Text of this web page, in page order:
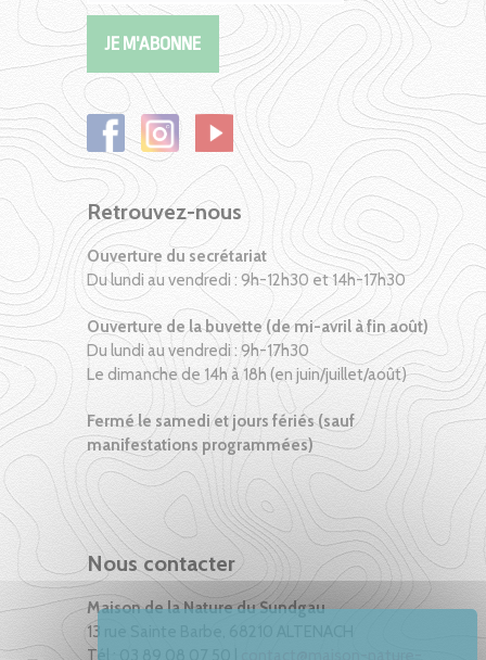
Retrouvez-nous
Ouverture du secrétariat
Du lundi au vendredi : 9h-12h30 et 14h-17h30
Ouverture de la buvette (de mi-avril à fin août)
Du lundi au vendredi : 9h-17h30
Le dimanche de 14h à 18h (en juin/juillet/août)
Fermé le samedi et jours fériés (sauf
manifestations programmées)
Nous contacter
Maison de la Nature du Sundgau
13 rue Sainte Barbe, 68210 ALTENACH
Tél : 03 89 08 07 50 |